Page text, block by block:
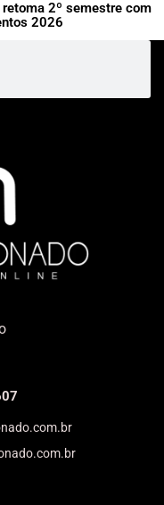
2º semestre com
2026